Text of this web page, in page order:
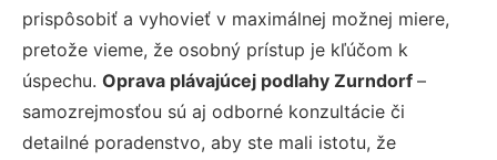
prispôsobiť a vyhovieť v maximálnej možnej miere,
pretože vieme, že osobný prístup je kľúčom k
úspechu. Oprava plávajúcej podlahy Zurndorf –
samozrejmosťou sú aj odborné konzultácie či
detailné poradenstvo, aby ste mali istotu, že